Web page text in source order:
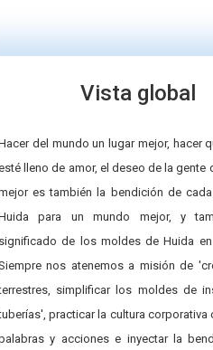
Vista global
del mundo un lugar mejor, hacer
lleno de amor, el deseo de la gente
es también la bendición de
para un mundo mejor, y
significado de los moldes de Huida
nos atenemos a misión de
simplificar los moldes de
practicar la cultura corporativa
y acciones e inyectar la